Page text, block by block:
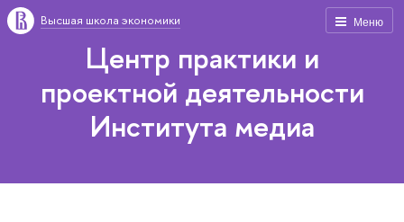
Меню
Высшая школа экономики
Центр практики и
проектной деятельности
Института медиа